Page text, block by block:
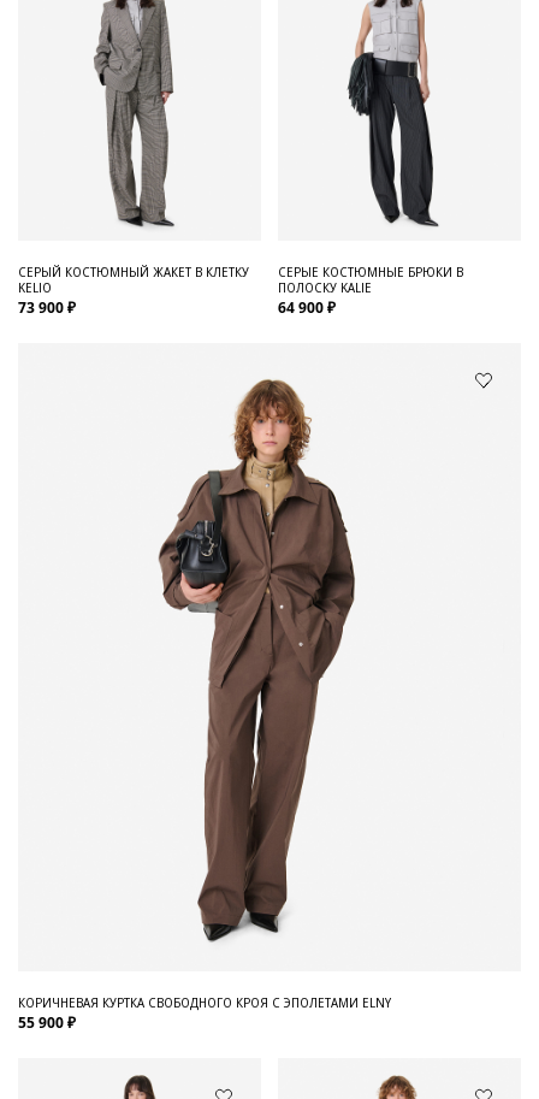
СЕРЫЙ КОСТЮМНЫЙ ЖАКЕТ В КЛЕТКУ
KELIO
73 900 ₽
СЕРЫЕ КОСТЮМНЫЕ БРЮКИ В
ПОЛОСКУ KALIE
64 900 ₽
КОРИЧНЕВАЯ КУРТКА СВОБОДНОГО КРОЯ С ЭПОЛЕТАМИ ELNY
55 900 ₽